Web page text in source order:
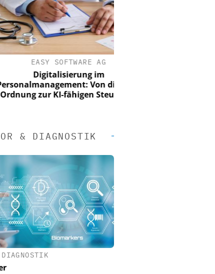
EASY SOFTWARE AG
Digitalisierung im
Von digitaler
zur KI-fähigen Steuerung
& DIAGNOSTIK